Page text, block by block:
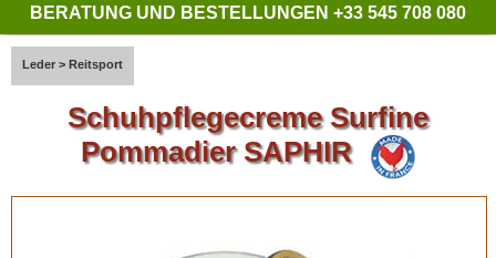
BERATUNG UND BESTELLUNGEN +33 545 708 080
Leder > Reitsport
Schuhpflegecreme Surfine
Pommadier SAPHIR